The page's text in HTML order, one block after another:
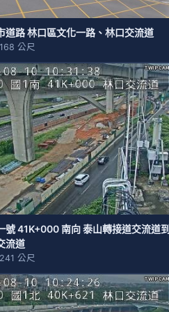
道路 林口區文化一路、林口交流道
公尺
號 41K+000 南向 泰山轉接道交流道到
流道
公尺